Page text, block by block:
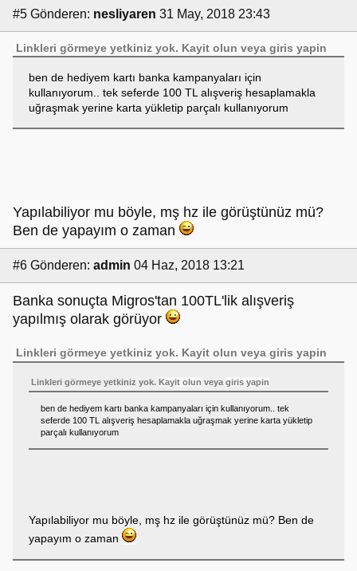
#5 Gönderen: nesliyaren 31 May, 2018 23:43
Linkleri görmeye yetkiniz yok. Kayit olun veyagiris yapin
ben de hediyem kartı banka kampanyaları için
kullanıyorum.. tek seferde 100 TL alışveriş hesaplamakla
uğraşmak yerine karta yükletip parçalı kullanıyorum
Yapılabiliyor mu böyle, mş hz ile görüştünüz mü?
Ben de yapayım o zaman
#6 Gönderen: admin 04 Haz, 2018 13:21
Banka sonuçta Migros'tan 100TL'lik alışveriş
yapılmış olarak görüyor
Linkleri görmeye yetkiniz yok. Kayit olun veyagiris yapin
Linkleri görmeye yetkiniz yok.Kayit olun veyagiris yapin
ben de hediyem kartı banka kampanyaları için kullanıyorum.. tek
seferde 100 TL alışveriş hesaplamakla uğraşmak yerine karta yükletip
parçalı kullanıyorum
Yapılabiliyor mu böyle, mş hz ile görüştünüz mü? Ben de
yapayım o zaman